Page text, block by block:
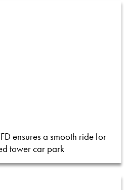
ensures a smooth ride for
tower car park